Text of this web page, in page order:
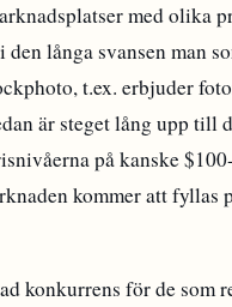
med olika
den långa svansen man
t.ex. erbjuder
är steget lång upp till
på kanske
kommer att fyllas
konkurrens för de som